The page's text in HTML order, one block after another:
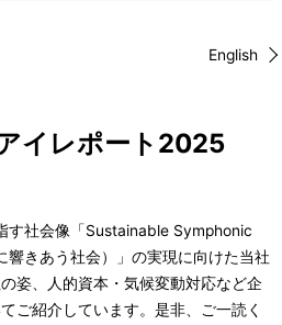
English
イレポート2025
す社会像「Sustainable Symphonic
きあう社会）」の実現に向けた当社
姿、人的資本・気候変動対応など企
ご紹介しています。是非、ご一読く